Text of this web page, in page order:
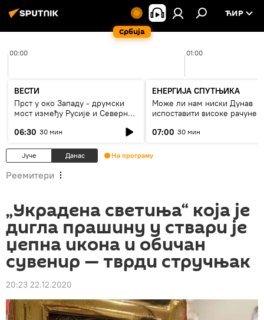
Србија
ЋИР
00:00 01:00
ВЕСТИ
Прст у око Западу - друмски
мост између Русије и Северне
06:30 30 мин
ЕНЕРГИЈА СПУТЊИКА
Може ли нам ниски Дунав
испоставити високе рачуне
07:00 30 мин
Јуче Данас На програму
Реемитери
„Украдена светиња“ која је
дигла прашину у ствари је
џепна икона и обичан
сувенир — тврди стручњак
20:23 22.12.2020